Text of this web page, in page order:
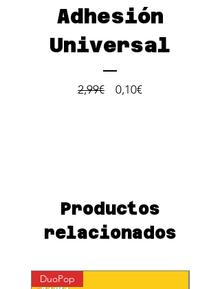
Adhesión
Universal
2,99€ Precio
0,10€Precio
Productos
relacionados
DuoPop